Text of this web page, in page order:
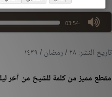
-03:54
max volume
تاريخ النشر: ٢٨ / رمضان / ١٤٣٩
مقطع مميز من كلمة للشيخ من آخر ليلة